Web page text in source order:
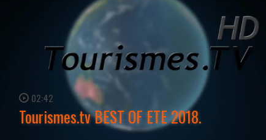
02:42
Tourismes.tv BEST OF ETE 2018.